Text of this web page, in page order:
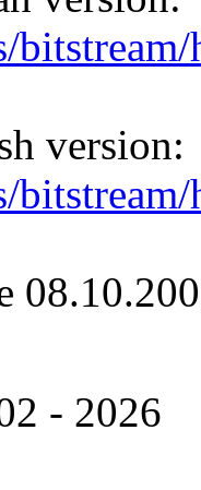
version:
- 2026